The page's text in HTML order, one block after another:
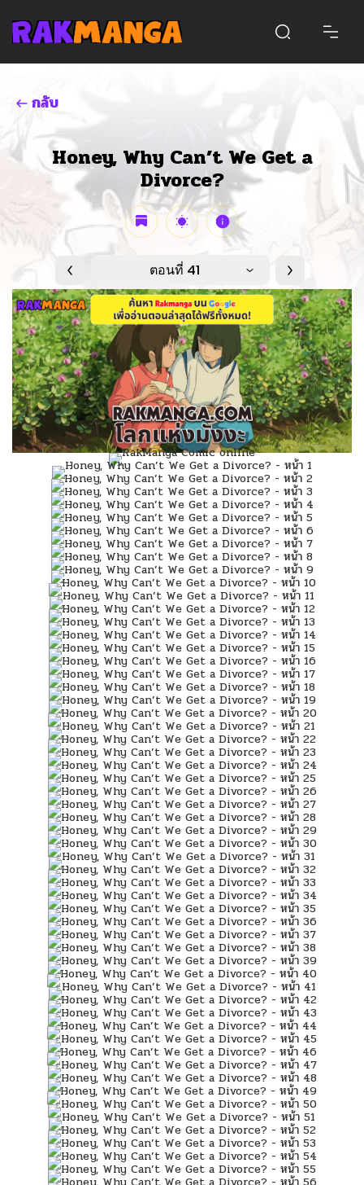
กลับ
Honey, Why Can’t We Get a
Divorce?
ตอนที่ 41